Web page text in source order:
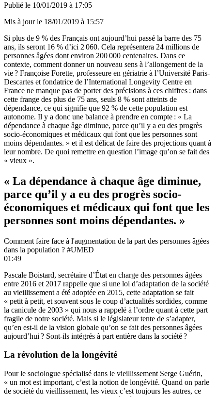
Publié le 10/01/2019 à 17:05
Mis à jour le 18/01/2019 à 15:57
Si plus de 9 % des Français ont aujourd’hui passé la barre des 75
ans, ils seront 16 % d’ici 2 060. Cela représentera 24 millions de
personnes âgées dont environ 200 000 centenaires. Dans ce
contexte, comment donner un nouveau sens à l’allongement de la
vie ? Françoise Forette, professeure en gériatrie à l’Université Paris-
Descartes et fondatrice de l’International Longevity Centre en
France ne manque pas de porter des précisions à ces chiffres : dans
cette frange des plus de 75 ans, seuls 8 % sont atteints de
dépendance, ce qui signifie que 92 % de cette population est
autonome. Il y a donc une balance à prendre en compte : « La
dépendance à chaque âge diminue, parce qu’il y a eu des progrès
socio-économiques et médicaux qui font que les personnes sont
moins dépendantes. » et il est délicat de faire des projections quant à
leur nombre. De quoi remettre en question l’image qu’on se fait des
« vieux ».
« La dépendance à chaque âge diminue,
parce qu’il y a eu des progrès socio-
économiques et médicaux qui font que les
personnes sont moins dépendantes. »
Comment faire face à l'augmentation de la part des personnes âgées
dans la population ? #UMED
01:49
Pascale Boistard, secrétaire d’État en charge des personnes âgées
entre 2016 et 2017 rappelle que si une loi d’adaptation de la société
au vieillissement a été adoptée en 2015, cette adaptation se fait
« petit à petit, et souvent sous le coup d’actualités sordides, comme
la canicule de 2003 » qui nous a rappelé à l’ordre quant à cette part
fragile de notre société. Mais si le législateur tente de s’adapter,
qu’en est-il de la vision globale qu’on se fait des personnes âgées
aujourd’hui ? Sont-ils intégrés à part entière dans la société ?
La révolution de la longévité
Pour le sociologue spécialisé dans le vieillissement Serge Guérin,
« un mot est important, c’est la notion de longévité. Quand on parle
de société du vieillissement, les vieux c’est toujours les autres, ce